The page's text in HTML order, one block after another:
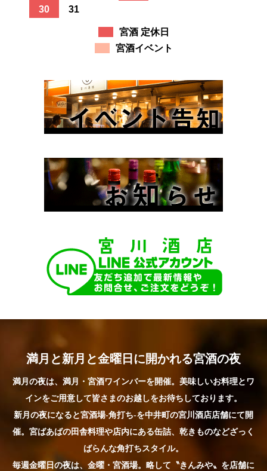
30
31
宮酒 定休日
宮酒イベント
満月と新月と金曜日に開かれる宮酒の夜
満月の夜は、満月・宮酒ワインバーを開催。美味しいお料理とワ
インをご用意して皆さまのお越しをお待ちしております。
新月の夜になると宮酒場-角打ち-を中井町の宮川酒店店舗にて開
催。宮ばあばの田舎料理や店内にある缶詰、乾きものなどざっく
ばらんな角打ちスタイル。
毎週金曜日の夜は、金曜・宮酒場。略して〝きんみや〟を店舗に